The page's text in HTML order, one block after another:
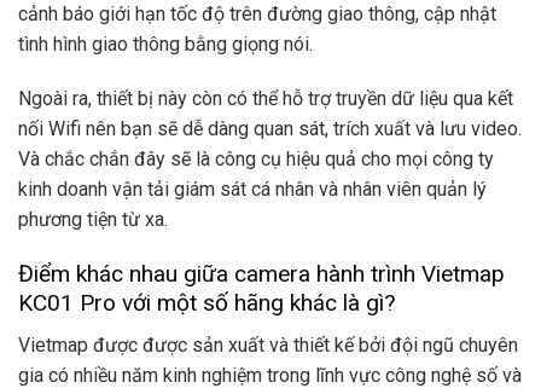
cảnh báo giới hạn tốc độ trên đường giao thông, cập nhật
tình hình giao thông bằng giọng nói.
Ngoài ra, thiết bị này còn có thể hỗ trợ truyền dữ liệu qua kết
nối Wifi nên bạn sẽ dễ dàng quan sát, trích xuất và lưu video.
Và chắc chắn đây sẽ là công cụ hiệu quả cho mọi công ty
kinh doanh vận tải giám sát cá nhân và nhân viên quản lý
phương tiện từ xa.
Điểm khác nhau giữa camera hành trình Vietmap
KC01 Pro với một số hãng khác là gì?
Vietmap được được sản xuất và thiết kế bởi đội ngũ chuyên
gia có nhiều năm kinh nghiệm trong lĩnh vực công nghệ số và